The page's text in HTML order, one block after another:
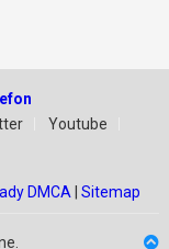
Youtube
DMCA |Sitemap